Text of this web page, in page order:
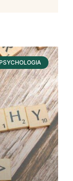
PSYCHOLOGIA